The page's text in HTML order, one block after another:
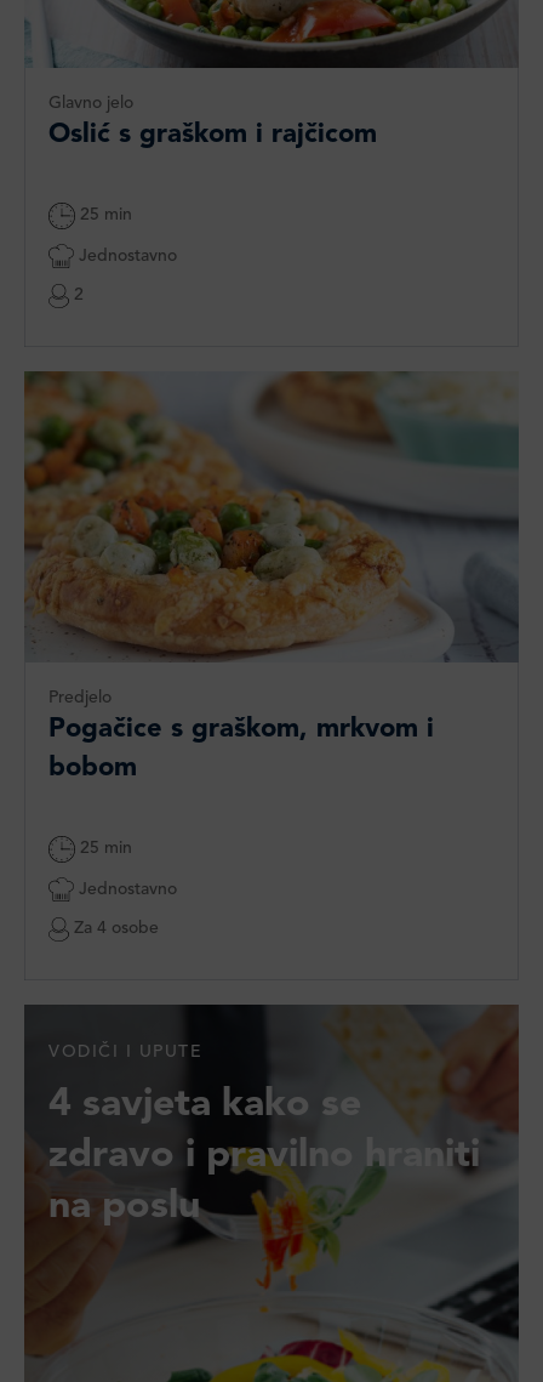
Glavno jelo
Oslić s graškom i rajčicom
25 min
Jednostavno
2
Predjelo
Pogačice s graškom, mrkvom i
bobom
25 min
Jednostavno
Za 4 osobe
VODIČI I UPUTE
4 savjeta kako se
zdravo i pravilno hraniti
na poslu